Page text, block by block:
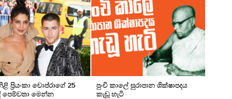
ප්‍රියංකා චොප්රාගේ 25
පෙම්වතා මෙන්න
පුංචි කාලේ සුරාපාන ශික්ෂාපදය
කැඩූ හැටි